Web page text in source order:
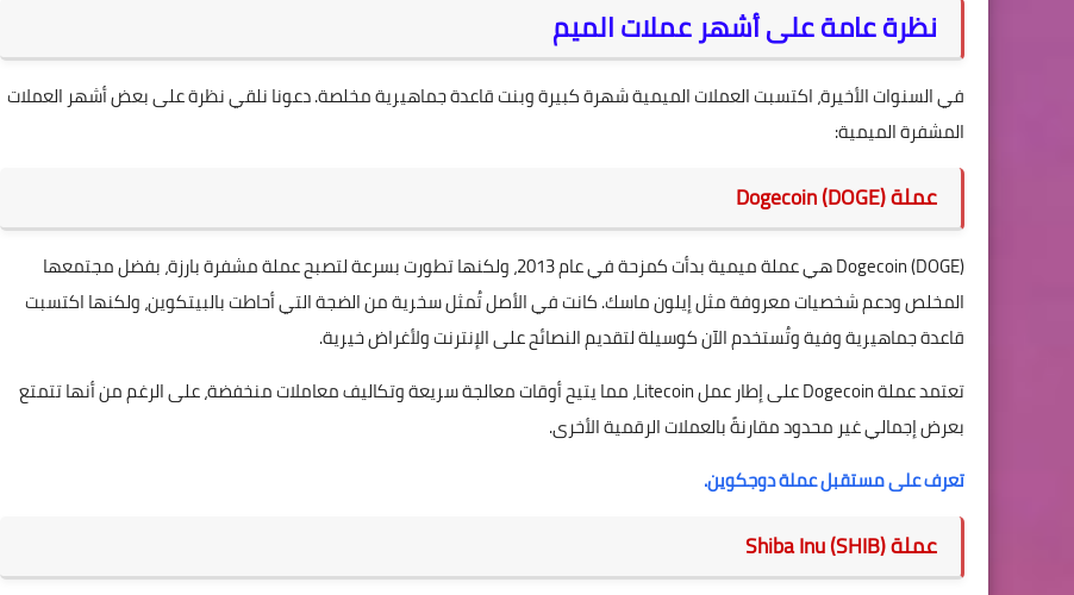
نظرة عامة على أشهر عملات الميم
في السنوات الأخيرة، اكتسبت العملات الميمية شهرة كبيرة وبنت قاعدة جماهيرية مخلصة. دعونا نلقي نظرة على بعض أشهر العملات
المشفرة الميمية:
عملة Dogecoin (DOGE)
Dogecoin (DOGE) هي عملة ميمية بدأت كمزحة في عام 2013، ولكنها تطورت بسرعة لتصبح عملة مشفرة بارزة، بفضل مجتمعها
المخلص ودعم شخصيات معروفة مثل إيلون ماسك. كانت في الأصل تُمثل سخرية من الضجة التي أحاطت بالبيتكوين، ولكنها اكتسبت
قاعدة جماهيرية وفية وتُستخدم الآن كوسيلة لتقديم النصائح على الإنترنت ولأغراض خيرية.
تعتمد عملة Dogecoin على إطار عمل Litecoin، مما يتيح أوقات معالجة سريعة وتكاليف معاملات منخفضة، على الرغم من أنها تتمتع
بعرض إجمالي غير محدود مقارنةً بالعملات الرقمية الأخرى.
تعرف على مستقبل عملة دوجكوين.
عملة Shiba Inu (SHIB)